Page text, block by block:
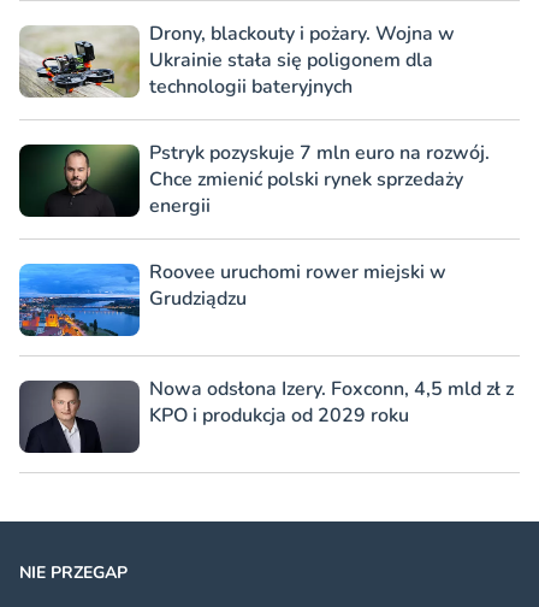
Drony, blackouty i pożary. Wojna w
Ukrainie stała się poligonem dla
technologii bateryjnych
Pstryk pozyskuje 7 mln euro na rozwój.
Chce zmienić polski rynek sprzedaży
energii
Roovee uruchomi rower miejski w
Grudziądzu
Nowa odsłona Izery. Foxconn, 4,5 mld zł z
KPO i produkcja od 2029 roku
NIE PRZEGAP